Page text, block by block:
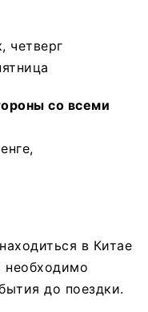
четверг
со всеми
в Китае
необходимо
до поездки.